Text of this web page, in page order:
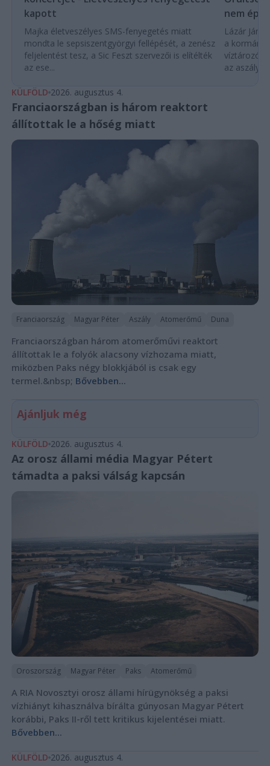
kapott
Majka életveszélyes SMS-fenyegetés miatt
mondta le sepsiszentgyörgyi fellépését, a zenész
feljelentést tesz, a Sic Feszt szervezői is elítélték
az ese...
nem
Lázár
a kormány
az
KÜLFÖLD 2026. augusztus 4.
Franciaországban is három reaktort
állítottak le a hőség miatt
Franciaország Magyar Péter Aszály Atomerőmű Duna
Franciaországban három atomerőművi reaktort
állítottak le a folyók alacsony vízhozama miatt,
miközben Paks négy blokkjából is csak egy
termel.&nbsp; Bővebben...
Ajánljuk még
KÜLFÖLD 2026. augusztus 4.
Az orosz állami média Magyar Pétert
támadta a paksi válság kapcsán
Oroszország Magyar Péter Paks Atomerőmű
A RIA Novosztyi orosz állami hírügynökség a paksi
vízhiányt kihasználva bírálta gúnyosan Magyar Pétert
korábbi, Paks II-ről tett kritikus kijelentései miatt.
Bővebben...
KÜLFÖLD 2026. augusztus 4.